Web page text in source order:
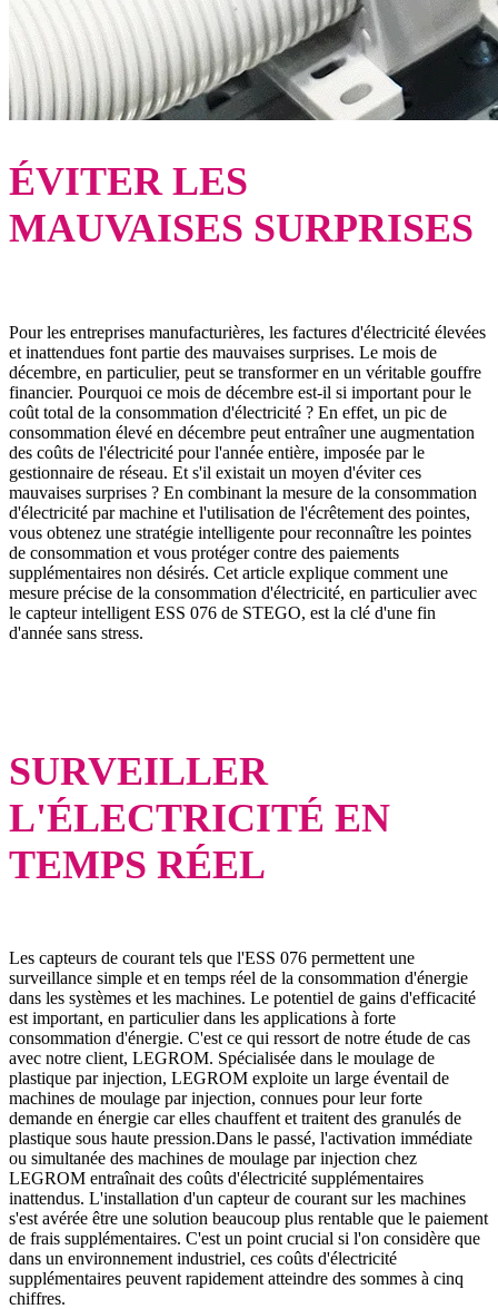
ÉVITER LES
MAUVAISES SURPRISES
Pour les entreprises manufacturières, les factures d'électricité élevées
et inattendues font partie des mauvaises surprises. Le mois de
décembre, en particulier, peut se transformer en un véritable gouffre
financier. Pourquoi ce mois de décembre est-il si important pour le
coût total de la consommation d'électricité ? En effet, un pic de
consommation élevé en décembre peut entraîner une augmentation
des coûts de l'électricité pour l'année entière, imposée par le
gestionnaire de réseau. Et s'il existait un moyen d'éviter ces
mauvaises surprises ? En combinant la mesure de la consommation
d'électricité par machine et l'utilisation de l'écrêtement des pointes,
vous obtenez une stratégie intelligente pour reconnaître les pointes
de consommation et vous protéger contre des paiements
supplémentaires non désirés. Cet article explique comment une
mesure précise de la consommation d'électricité, en particulier avec
le capteur intelligent ESS 076 de STEGO, est la clé d'une fin
d'année sans stress.
SURVEILLER
L'ÉLECTRICITÉ EN
TEMPS RÉEL
Les capteurs de courant tels que l'ESS 076 permettent une
surveillance simple et en temps réel de la consommation d'énergie
dans les systèmes et les machines. Le potentiel de gains d'efficacité
est important, en particulier dans les applications à forte
consommation d'énergie. C'est ce qui ressort de notre étude de cas
avec notre client, LEGROM. Spécialisée dans le moulage de
plastique par injection, LEGROM exploite un large éventail de
machines de moulage par injection, connues pour leur forte
demande en énergie car elles chauffent et traitent des granulés de
plastique sous haute pression.Dans le passé, l'activation immédiate
ou simultanée des machines de moulage par injection chez
LEGROM entraînait des coûts d'électricité supplémentaires
inattendus. L'installation d'un capteur de courant sur les machines
s'est avérée être une solution beaucoup plus rentable que le paiement
de frais supplémentaires. C'est un point crucial si l'on considère que
dans un environnement industriel, ces coûts d'électricité
supplémentaires peuvent rapidement atteindre des sommes à cinq
chiffres.